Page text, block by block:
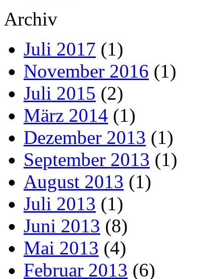
Archiv
Juli 2017 (1)
November 2016 (1)
Juli 2015 (2)
März 2014 (1)
Dezember 2013 (1)
September 2013 (1)
August 2013 (1)
Juli 2013 (1)
Juni 2013 (8)
Mai 2013 (4)
Februar 2013 (6)